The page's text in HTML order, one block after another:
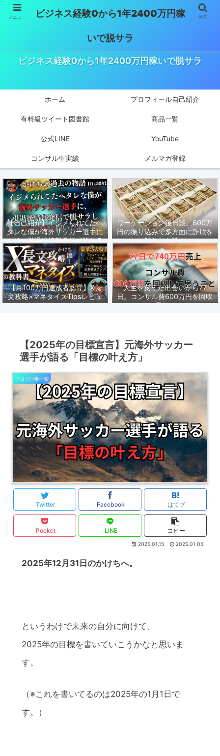
ビジネス経験0から1年2400万円稼いで脱サラ
ホーム プロフィール自己紹介
有料級ツイート図書館 商品一覧
公式LINE YouTube
コンサル生実績 メルマガ登録
【自己紹介】イジメられてたヘ
タレな僕が海外サッカー選手に
なり、引退後情報発信で脱サラ
し1年1500万稼いだ話。
ワーケーション後日談。600万
円の振り込みで多方面に詐欺を
疑われた話。
【月100万円達成者あり】X長
文攻略×マネタイズTipsレビュ
ーまとめ
人生を変えた出会いから77
日。コンサル費600万円を回収
して思うこと。
【2025年の目標宣言】元海外サッカー
選手が語る「目標の叶え方」
ブログ記事一覧
Twitter Facebook はてブ
Pocket LINE コピー
2025.01.15 2025.01.05
2025年12月31日のかけちへ。
というわけで未来の自分に向けて、
2025年の目標を書いていこうかなと思いま
す。
（※これを書いてるのは2025年の1月1日で
す。）
メニュー ビジネス経験0から1年2400万円稼
いで脱サラ
検索